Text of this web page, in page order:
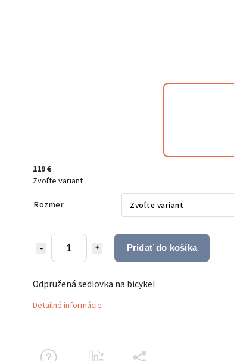
119 €
Zvoľte variant
Rozmer
Pridať do košíka
Odpružená sedlovka na bicykel
Detailné informácie